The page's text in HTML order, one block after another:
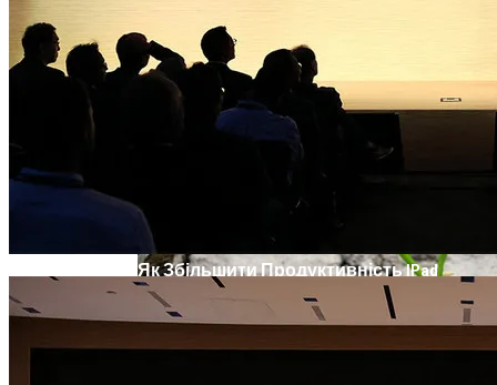
Телескоп «Хаббл» Показал Необычную
Галактику
Як Збільшити Продуктивність IPad
Google Вновь Привлекут К
Ответственности За Повторное
Неудаление Запрещённых Материалов